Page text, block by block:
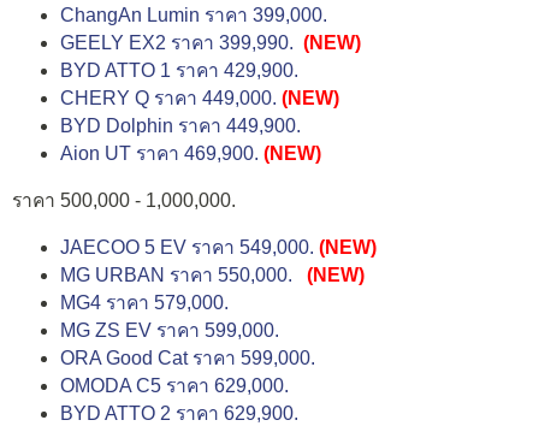
ChangAn Lumin ราคา 399,000.
GEELY EX2 ราคา 399,990. (NEW)
BYD ATTO 1 ราคา 429,900.
CHERY Q ราคา 449,000. (NEW)
BYD Dolphin ราคา 449,900.
Aion UT ราคา 469,900. (NEW)
ราคา 500,000 - 1,000,000.
JAECOO 5 EV ราคา 549,000. (NEW)
MG URBAN ราคา 550,000.
(NEW)
MG4 ราคา 579,000.
MG ZS EV ราคา 599,000.
ORA Good Cat ราคา 599,000.
OMODA C5 ราคา 629,000.
BYD ATTO 2 ราคา 629,900.